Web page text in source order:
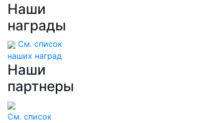
Наши
награды
См. список
наших наград
Наши
партнеры
См. список